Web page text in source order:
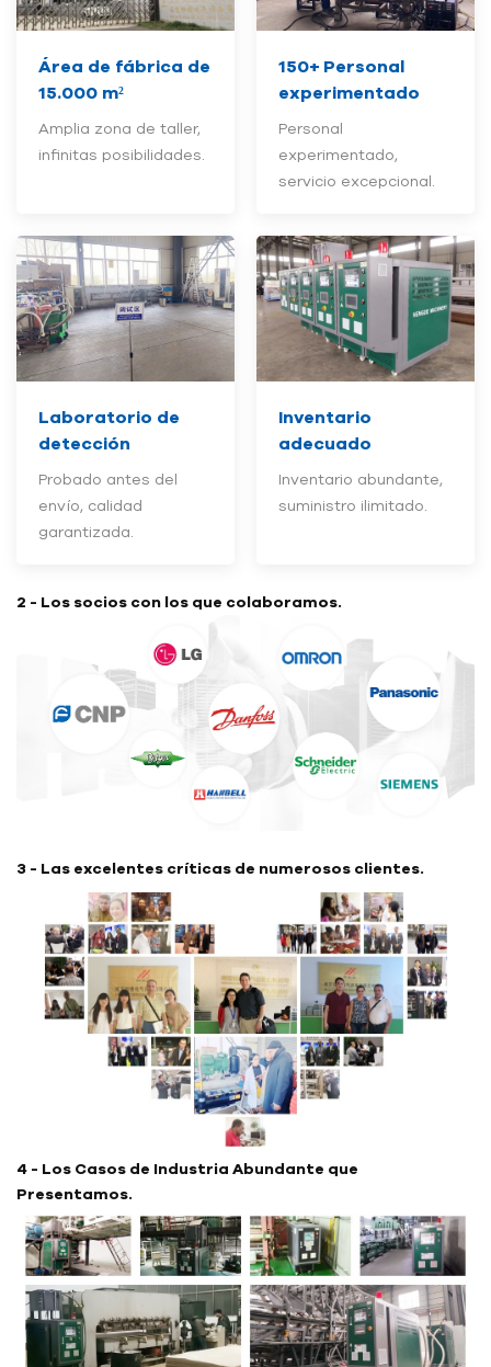
Área de fábrica de
15.000 m²
Amplia zona de taller,
infinitas posibilidades.
150+ Personal
experimentado
Personal
experimentado,
servicio excepcional.
Laboratorio de
detección
Probado antes del
envío, calidad
garantizada.
Inventario
adecuado
Inventario abundante,
suministro ilimitado.
2 - Los socios con los que colaboramos.
3 - Las excelentes críticas de numerosos clientes.
4 - Los Casos de Industria Abundante que
Presentamos.